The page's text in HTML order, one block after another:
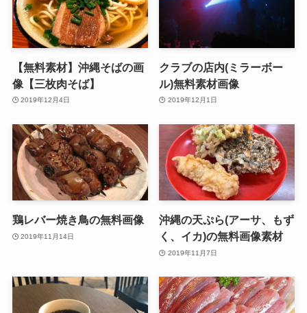
【無料素材】沖縄そばの画
像【三枚肉そば】
2019年12月4日
クラブの店内(ミラーボー
ル)無料素材画像
2019年12月1日
鶏レバー焼き鳥の無料画像
2019年11月14日
沖縄の天ぷら(アーサ、もず
く、イカ)の無料画像素材
2019年11月7日